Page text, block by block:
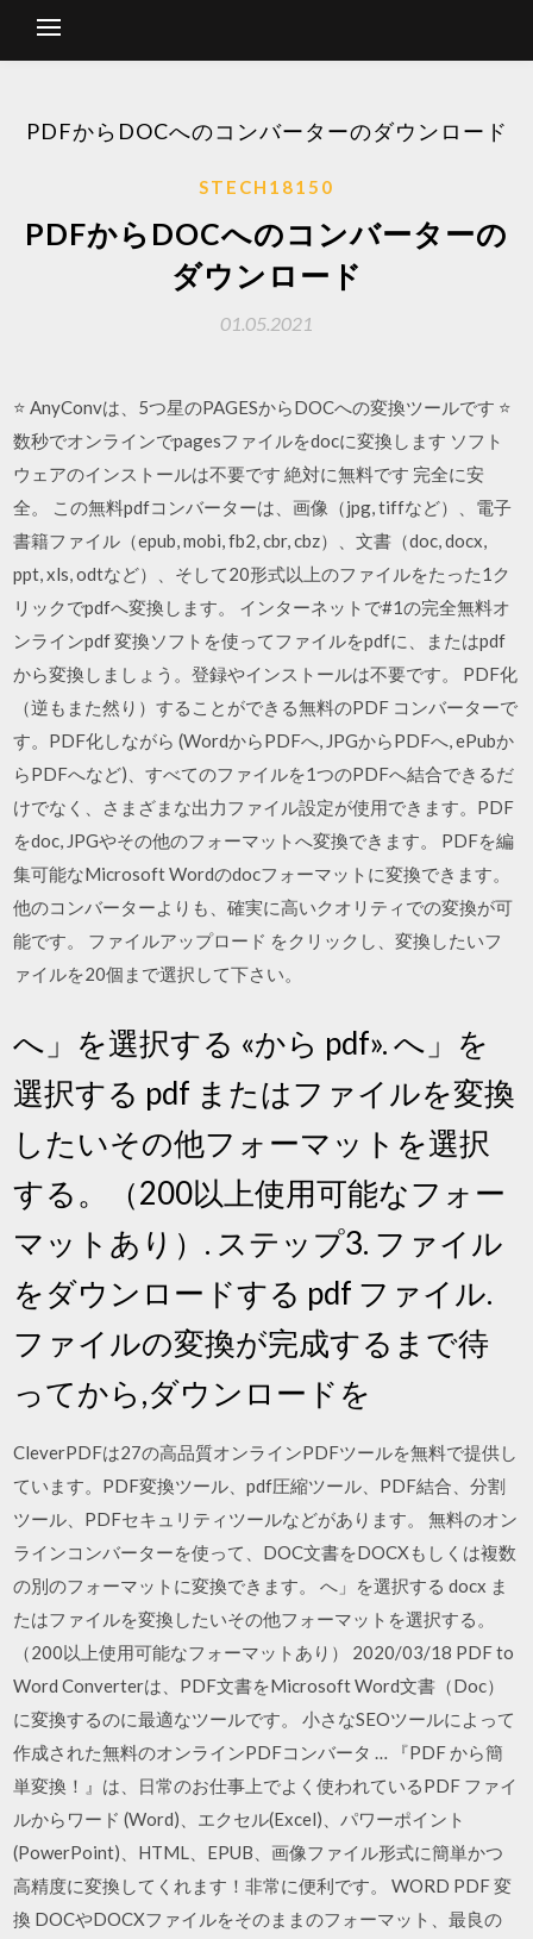
PDFからDOCへのコンバーターのダウンロード
STECH18150
PDFからDOCへのコンバーターの
ダウンロード
01.05.2021
⭐ AnyConvは、5つ星のPAGESからDOCへの変換ツールです ⭐
数秒でオンラインでpagesファイルをdocに変換します ソフト
ウェアのインストールは不要です 絶対に無料です 完全に安
全。 この無料pdfコンバーターは、画像（jpg, tiffなど）、電子
書籍ファイル（epub, mobi, fb2, cbr, cbz）、文書（doc, docx,
ppt, xls, odtなど）、そして20形式以上のファイルをたった1ク
リックでpdfへ変換します。 インターネットで#1の完全無料オ
ンラインpdf 変換ソフトを使ってファイルをpdfに、またはpdf
から変換しましょう。登録やインストールは不要です。 PDF化
（逆もまた然り）することができる無料のPDF コンバーターで
す。PDF化しながら (WordからPDFへ, JPGからPDFへ, ePubか
らPDFへなど)、すべてのファイルを1つのPDFへ結合できるだ
けでなく、さまざまな出力ファイル設定が使用できます。PDF
をdoc, JPGやその他のフォーマットへ変換できます。 PDFを編
集可能なMicrosoft Wordのdocフォーマットに変換できます。
他のコンバーターよりも、確実に高いクオリティでの変換が可
能です。 ファイルアップロード をクリックし、変換したいフ
ァイルを20個まで選択して下さい。
へ」を選択する «から pdf». へ」を
選択する pdf またはファイルを変換
したいその他フォーマットを選択
する。（200以上使用可能なフォー
マットあり）. ステップ3. ファイル
をダウンロードする pdf ファイル.
ファイルの変換が完成するまで待
ってから,ダウンロードを
CleverPDFは27の高品質オンラインPDFツールを無料で提供し
ています。PDF変換ツール、pdf圧縮ツール、PDF結合、分割
ツール、PDFセキュリティツールなどがあります。 無料のオン
ラインコンバーターを使って、DOC文書をDOCXもしくは複数
の別のフォーマットに変換できます。 へ」を選択する docx ま
たはファイルを変換したいその他フォーマットを選択する。
（200以上使用可能なフォーマットあり） 2020/03/18 PDF to
Word Converterは、PDF文書をMicrosoft Word文書（Doc）
に変換するのに最適なツールです。 小さなSEOツールによって
作成された無料のオンラインPDFコンバータ … 『PDF から簡
単変換！』は、日常のお仕事上でよく使われているPDF ファイ
ルからワード (Word)、エクセル(Excel)、パワーポイント
(PowerPoint)、HTML、EPUB、画像ファイル形式に簡単かつ
高精度に変換してくれます！非常に便利です。 WORD PDF 変
換 DOCやDOCXファイルをそのままのフォーマット、最良の